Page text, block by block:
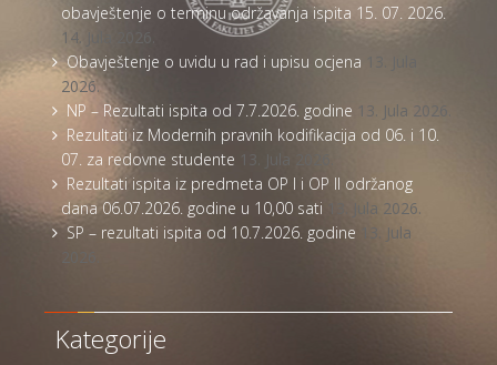
obavještenje o terminu održavanja ispita 15. 07. 2026.
14. Jula 2026.
Obavještenje o uvidu u rad i upisu ocjena
2026.
NP – Rezultati ispita od 7.7.2026. godine 13. Jula 2026.
Rezultati iz Modernih pravnih kodifikacija od 06. i 10.
07. za redovne studente 13. Jula 2026.
Rezultati ispita iz predmeta OP I i OP II održanog
dana 06.07.2026. godine u 10,00 sati
13. Jula 2026.
SP – rezultati ispita od 10.7.2026. godine
13. Jula
Kategorije